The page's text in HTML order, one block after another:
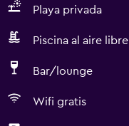
Playa privada
Piscina al aire libre
Bar/lounge
Wifi gratis